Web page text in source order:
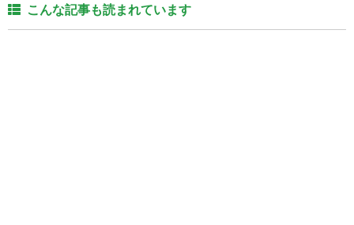
こんな記事も読まれています